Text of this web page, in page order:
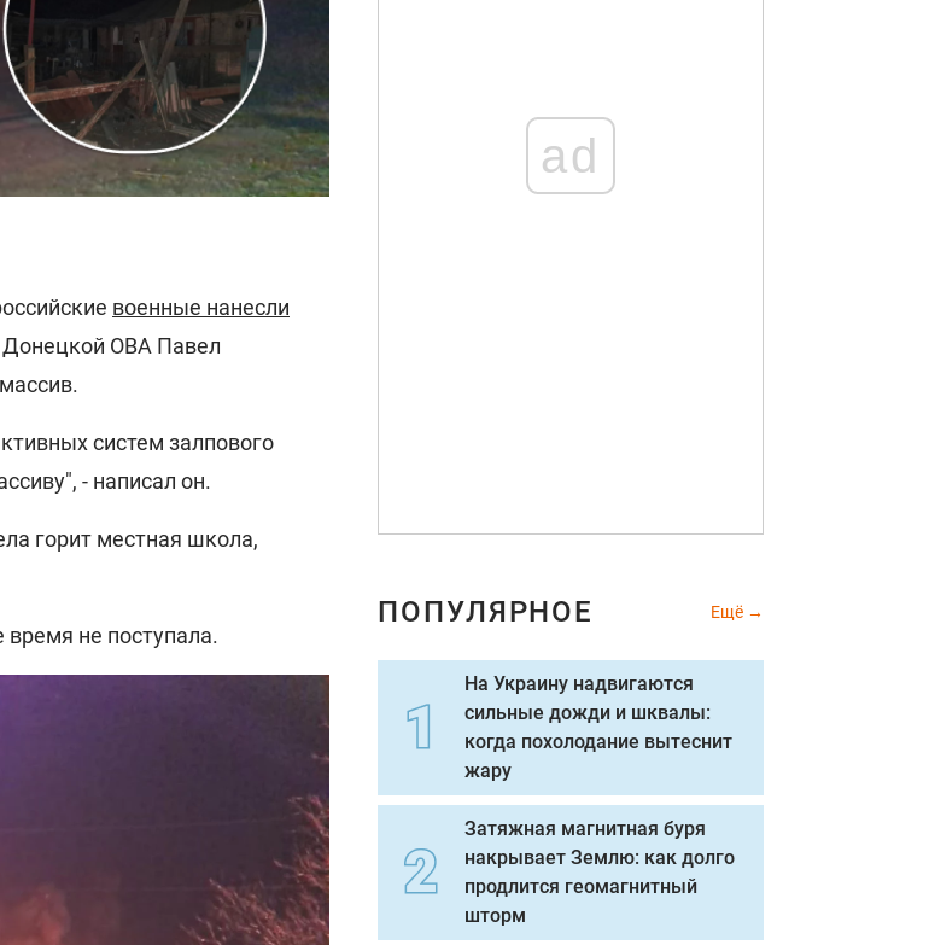
военные нанесли
Донецкой ОВА Павел
систем залпового
- написал он.
горит местная школа,
не поступала.
ad
ПОПУЛЯРНОЕ Ещё
На Украину надвигаются
сильные дожди и шквалы:
когда похолодание вытеснит
жару
Затяжная магнитная буря
накрывает Землю: как долго
продлится геомагнитный
шторм